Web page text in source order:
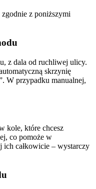
z poniższymi
z dala od ruchliwej ulicy.
skrzynię
W przypadku manualnej,
kole, które chcesz
co pomoże w
całkowicie – wystarczy